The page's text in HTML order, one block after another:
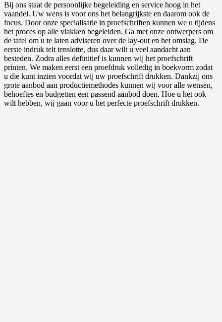
Bij ons staat de persoonlijke begeleiding en service hoog in het
vaandel. Uw wens is voor ons het belangrijkste en daarom ook de
focus. Door onze specialisatie in proefschriften kunnen we u tijdens
het proces op alle vlakken begeleiden. Ga met onze ontwerpers om
de tafel om u te laten adviseren over de lay-out en het omslag. De
eerste indruk telt tenslotte, dus daar wilt u veel aandacht aan
besteden. Zodra alles definitief is kunnen wij het proefschrift
printen. We maken eerst een proefdruk volledig in boekvorm zodat
u die kunt inzien voordat wij uw proefschrift drukken. Dankzij ons
grote aanbod aan productiemethodes kunnen wij voor alle wensen,
behoeftes en budgetten een passend aanbod doen. Hoe u het ook
wilt hebben, wij gaan voor u het perfecte proefschrift drukken.